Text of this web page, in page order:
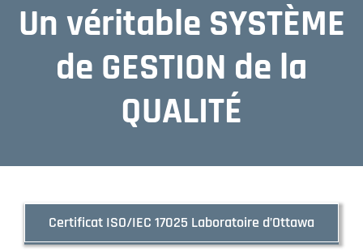
Un véritable SYSTÈME
de GESTION de la
QUALITÉ
Certificat ISO/IEC 17025 Laboratoire d’Ottawa